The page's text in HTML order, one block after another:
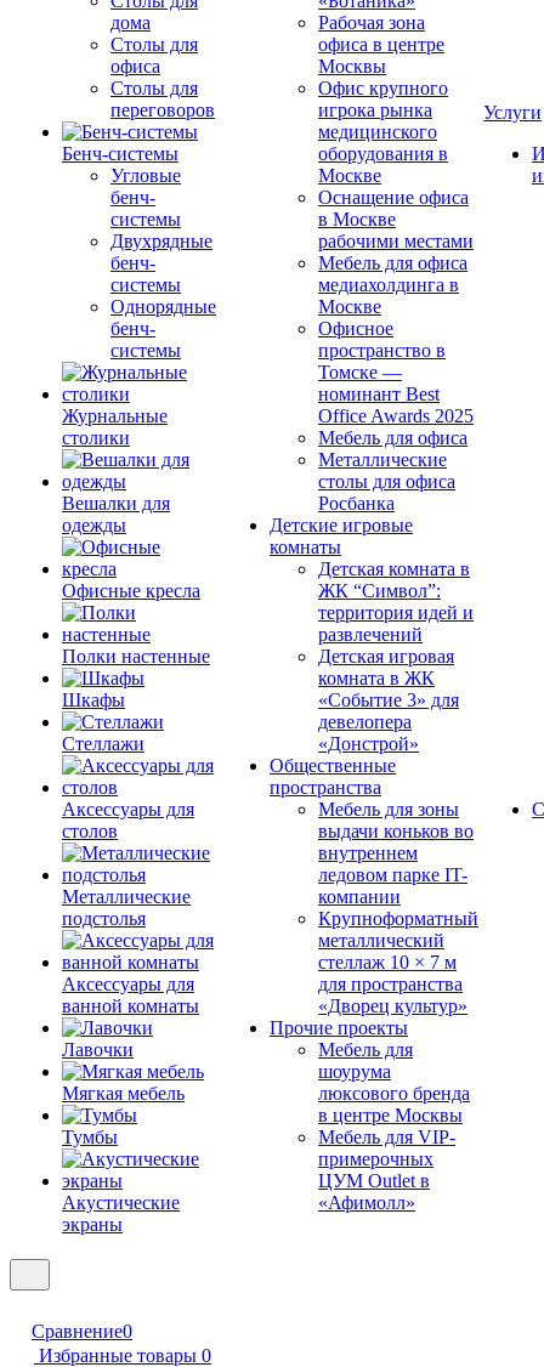
дома
Столы для
офиса
Столы для
переговоров
Бенч-системы
Угловые
бенч-
системы
Двухрядные
бенч-
системы
Однорядные
бенч-
системы
Журнальные
столики
Вешалки для
одежды
Офисные кресла
Полки настенные
Шкафы
Стеллажи
Аксессуары для
столов
Металлические
подстолья
Аксессуары для
ванной комнаты
Лавочки
Мягкая мебель
Тумбы
Акустические
экраны
Рабочая зона
офиса в центре
Москвы
Офис крупного
игрока рынка
медицинского
оборудования в
Москве
Оснащение офиса
в Москве
рабочими местами
Мебель для офиса
медиахолдинга в
Москве
Офисное
пространство в
Томске —
номинант Best
Office Awards 2025
Мебель для офиса
Металлические
столы для офиса
Росбанка
Детские игровые
комнаты
Детская комната в
ЖК “Символ”:
территория идей и
развлечений
Детская игровая
комната в ЖК
«Событие 3» для
девелопера
«Донстрой»
Общественные
пространства
Мебель для зоны
выдачи коньков во
внутреннем
ледовом парке IT-
компании
Крупноформатный
металлический
стеллаж 10 × 7 м
для пространства
«Дворец культур»
Прочие проекты
Мебель для
шоурума
люксового бренда
в центре Москвы
Мебель для VIP-
примерочных
ЦУМ Outlet в
«Афимолл»
Услуги
Сравнение0
Избранные товары 0